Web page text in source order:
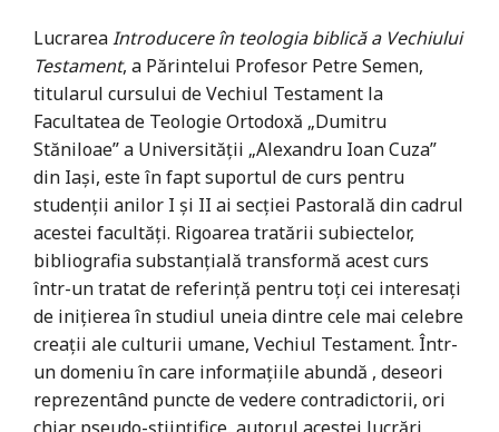
LucrareaIntroducere în teologia biblică a Vechiului
Testament, a Părintelui Profesor Petre Semen,
titularul cursului de Vechiul Testament la
Facultatea de Teologie Ortodoxă „Dumitru
Stăniloae” a Universităţii „Alexandru Ioan Cuza”
din Iaşi, este în fapt suportul de curs pentru
studenţii anilor I şi II ai secţiei Pastorală din cadrul
acestei facultăţi. Rigoarea tratării subiectelor,
bibliografia substanţială transformă acest curs
într-un tratat de referinţă pentru toţi cei interesaţi
de iniţierea în studiul uneia dintre cele mai celebre
creaţii ale culturii umane, Vechiul Testament. Într-
un domeniu în care informaţiile abundă , deseori
reprezentând puncte de vedere contradictorii, ori
chiar pseudo-ştiinţifice, autorul acestei lucrări